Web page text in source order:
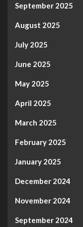
September 2025
August 2025
July 2025
June 2025
May 2025
April 2025
March 2025
February 2025
January 2025
December 2024
November 2024
September 2024